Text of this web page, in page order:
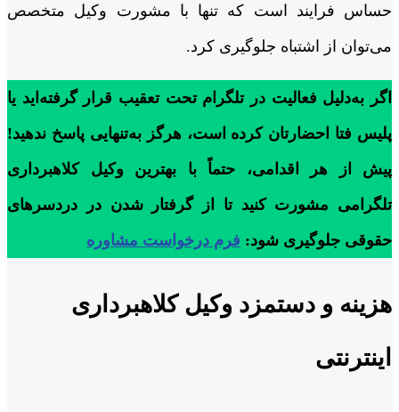
حساس فرایند است که تنها با مشورت وکیل متخصص
می‌توان از اشتباه جلوگیری کرد.
اگر به‌دلیل فعالیت در تلگرام تحت تعقیب قرار گرفته‌اید یا
پلیس فتا احضارتان کرده است، هرگز به‌تنهایی پاسخ ندهید!
پیش از هر اقدامی، حتماً با بهترین وکیل کلاهبرداری
تلگرامی مشورت کنید تا از گرفتار شدن در دردسرهای
حقوقی جلوگیری شود: فرم درخواست مشاوره
هزینه و دستمزد وکیل کلاهبرداری
اینترنتی